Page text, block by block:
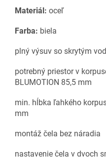
Materiál: oceľ
Farba: biela
plný výsuv so skrytým
potrebný priestor v
BLUMOTION 85,5 mm
min. hĺbka ľahkého
mm
montáž čela bez náradia
nastavenie čela v dvoch